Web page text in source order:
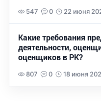
547 0 22 июня
Какие требования
деятельности,
оценщиков в РК?
807 0 18 июня